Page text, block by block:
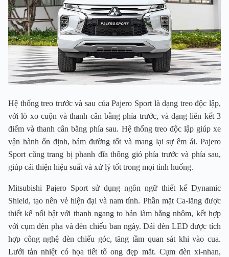
Hệ thống treo trước và sau của Pajero Sport là dạng treo độc lập,
với lò xo cuộn và thanh cân bằng phía trước, và dạng liên kết 3
điểm và thanh cân bằng phía sau. Hệ thống treo độc lập giúp xe
vận hành ổn định, bám đường tốt và mang lại sự êm ái. Pajero
Sport cũng trang bị phanh đĩa thông gió phía trước và phía sau,
giúp cải thiện hiệu suất và xử lý tốt trong mọi tình huống.
Mitsubishi Pajero Sport sử dụng ngôn ngữ thiết kế Dynamic
Shield, tạo nên vẻ hiện đại và nam tính. Phần mặt Ca-lăng được
thiết kế nổi bật với thanh ngang to bản làm bằng nhôm, kết hợp
với cụm đèn pha và đèn chiếu ban ngày. Dải đèn LED được tích
hợp công nghệ đèn chiếu góc, tăng tầm quan sát khi vào cua.
Lưới tản nhiệt có họa tiết tổ ong đẹp mắt. Cụm đèn xi-nhan,